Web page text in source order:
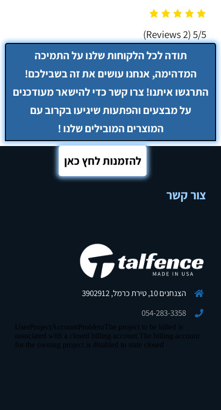
5/5
(2 Reviews)
צור קשר
להזמנות לחץ כאן
הצנחנים 10, טירת כרמל, 3902912
054-283-3358